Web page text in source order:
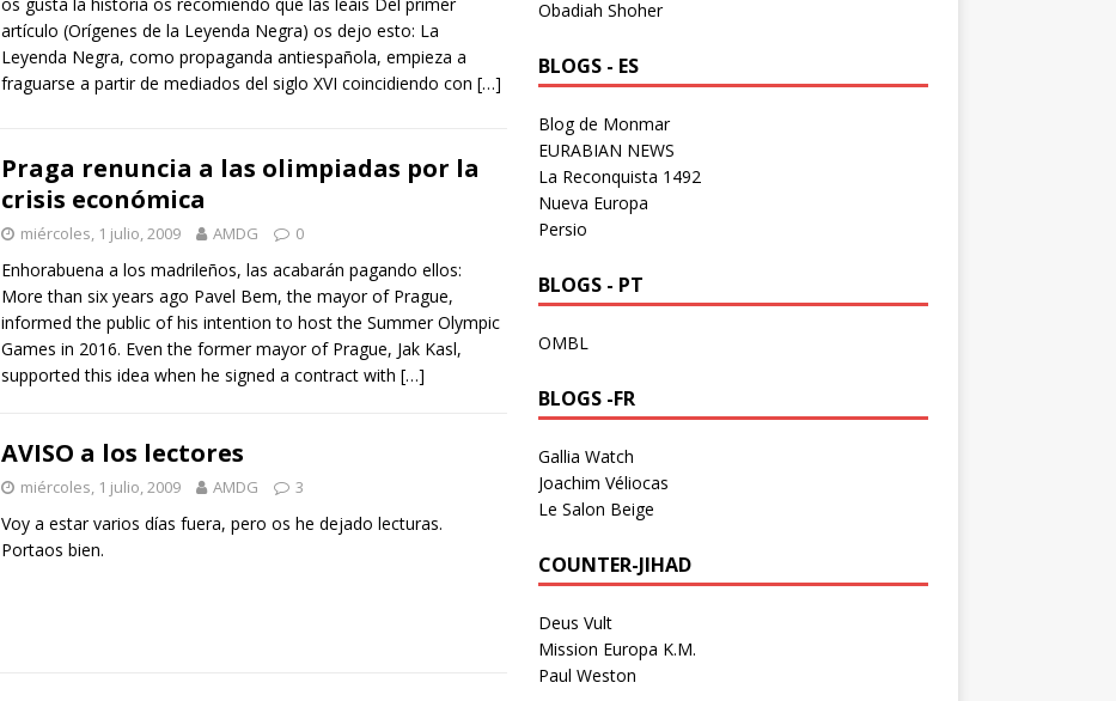
artículo (Orígenes de la Leyenda Negra) os dejo esto: La
Leyenda Negra, como propaganda antiespañola, empieza a
fraguarse a partir de mediados del siglo XVI coincidiendo con […]
Praga renuncia a las olimpiadas por la
crisis económica
miércoles, 1 julio, 2009 AMDG 0
Enhorabuena a los madrileños, las acabarán pagando ellos:
More than six years ago Pavel Bem, the mayor of Prague,
informed the public of his intention to host the Summer Olympic
Games in 2016. Even the former mayor of Prague, Jak Kasl,
supported this idea when he signed a contract with […]
AVISO a los lectores
miércoles, 1 julio, 2009 AMDG 3
Voy a estar varios días fuera, pero os he dejado lecturas.
Portaos bien.
Obadiah Shoher
BLOGS - ES
Blog de Monmar
EURABIAN NEWS
La Reconquista 1492
Nueva Europa
Persio
BLOGS - PT
OMBL
BLOGS -FR
Gallia Watch
Joachim Véliocas
Le Salon Beige
COUNTER-JIHAD
Deus Vult
Mission Europa K.M.
Paul Weston